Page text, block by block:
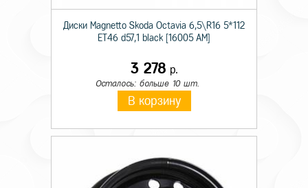
Диски Magnetto Skoda Octavia 6,5\R16 5*112
ET46 d57,1 black [16005 AM]
3 278 р.
Осталось: больше 10 шт.
В корзину